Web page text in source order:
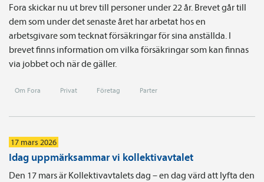
Fora skickar nu ut brev till personer under 22 år. Brevet går till
dem som under det senaste året har arbetat hos en
arbetsgivare som tecknat försäkringar för sina anställda. I
brevet finns information om vilka försäkringar som kan finnas
via jobbet och när de gäller.
Om Fora Privat Företag Parter
17 mars 2026
Idag uppmärksammar vi kollektivavtalet
Den 17 mars är Kollektivavtalets dag – en dag värd att lyfta den